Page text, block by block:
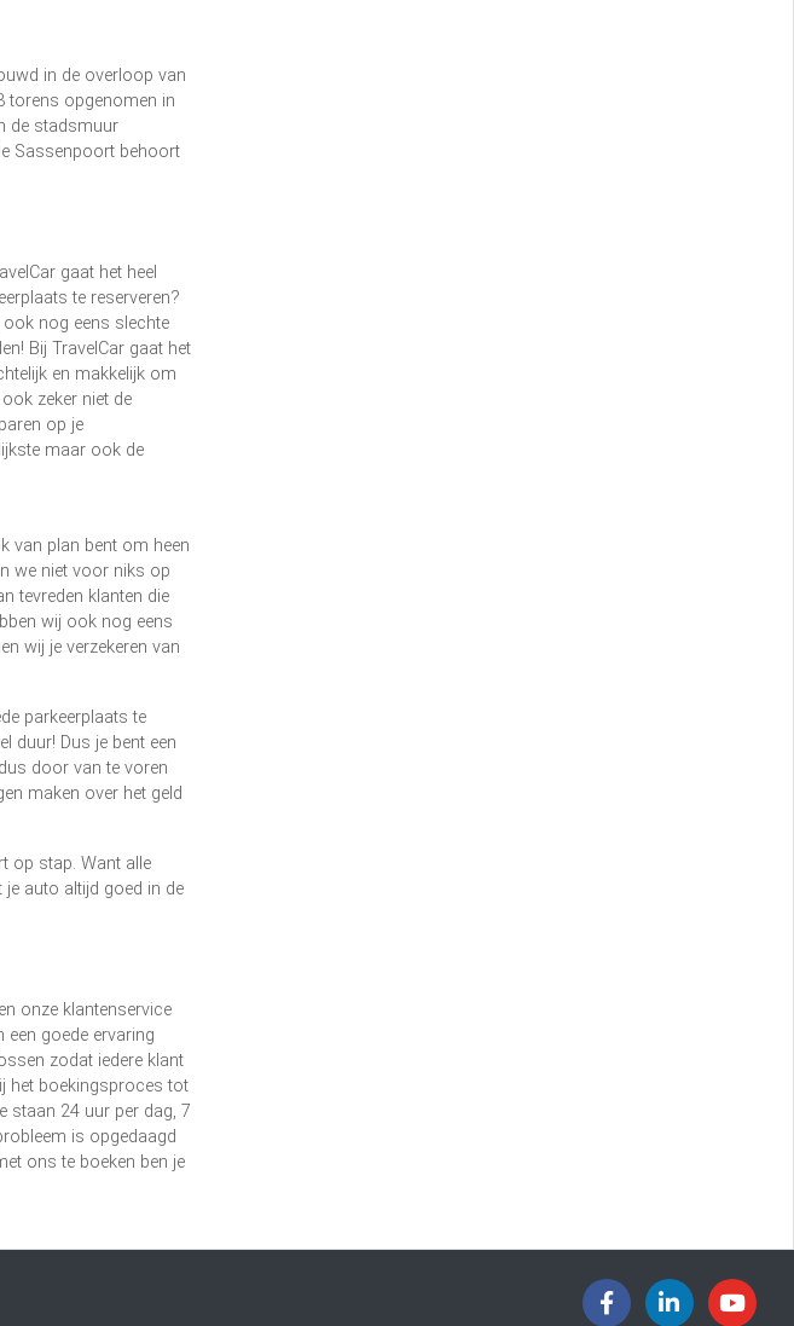
in de overloop van
torens opgenomen in
de stadsmuur
Sassenpoort behoort
gaat het heel
te reserveren?
nog eens slechte
Bij TravelCar gaat het
en makkelijk om
zeker niet de
op je
maar ook de
van plan bent om heen
we niet voor niks op
tevreden klanten die
wij ook nog eens
wij je verzekeren van
parkeerplaats te
duur! Dus je bent een
door van te voren
maken over het geld
op stap. Want alle
auto altijd goed in de
onze klantenservice
goede ervaring
zodat iedere klant
het boekingsproces tot
staan 24 uur per dag, 7
is opgedaagd
ons te boeken ben je